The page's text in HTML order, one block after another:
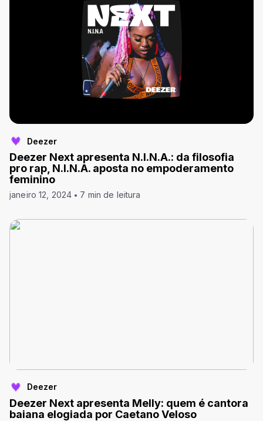
Deezer
Deezer Next apresenta N.I.N.A.: da filosofia
pro rap, N.I.N.A. aposta no empoderamento
feminino
janeiro 12, 2024 7 min de leitura
Deezer
Deezer Next apresenta Melly: quem é cantora
baiana elogiada por Caetano Veloso